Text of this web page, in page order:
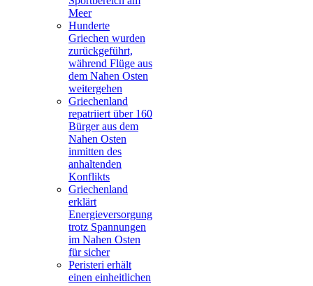
Meer
Hunderte
Griechen wurden
zurückgeführt,
während Flüge aus
dem Nahen Osten
weitergehen
Griechenland
repatriiert über 160
Bürger aus dem
Nahen Osten
inmitten des
anhaltenden
Konflikts
Griechenland
erklärt
Energieversorgung
trotz Spannungen
im Nahen Osten
für sicher
Peristeri erhält
einen einheitlichen